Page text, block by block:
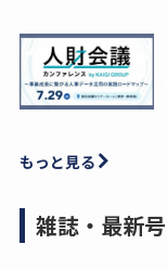
もっと見る
雑誌・最新号